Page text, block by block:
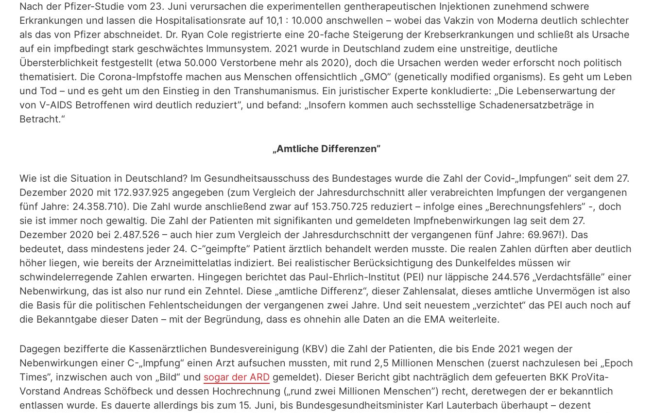
Nach der Pfizer-Studie vom 23. Juni verursachen die experimentellen gentherapeutischen Injektionen zunehmend schwere
Erkrankungen und lassen die Hospitalisationsrate auf 10,1 : 10.000 anschwellen – wobei das Vakzin von Moderna deutlich schlechter
als das von Pfizer abschneidet. Dr. Ryan Cole registrierte eine 20-fache Steigerung der Krebserkrankungen und schließt als Ursache
auf ein impfbedingt stark geschwächtes Immunsystem. 2021 wurde in Deutschland zudem eine unstreitige, deutliche
Übersterblichkeit festgestellt (etwa 50.000 Verstorbene mehr als 2020), doch die Ursachen werden weder erforscht noch politisch
thematisiert. Die Corona-Impfstoffe machen aus Menschen offensichtlich „GMO” (genetically modified organisms). Es geht um Leben
und Tod – und es geht um den Einstieg in den Transhumanismus. Ein juristischer Experte konkludierte: „Die Lebenserwartung der
von V-AIDS Betroffenen wird deutlich reduziert”, und befand: „Insofern kommen auch sechsstellige Schadenersatzbeträge in
Betracht.“
„Amtliche Differenzen”
Wie ist die Situation in Deutschland? Im Gesundheitsausschuss des Bundestages wurde die Zahl der Covid-„Impfungen“ seit dem 27.
Dezember 2020 mit 172.937.925 angegeben (zum Vergleich der Jahresdurchschnitt aller verabreichten Impfungen der vergangenen
fünf Jahre: 24.358.710). Die Zahl wurde anschließend zwar auf 153.750.725 reduziert – infolge eines „Berechnungsfehlers” -, doch
sie ist immer noch gewaltig. Die Zahl der Patienten mit signifikanten und gemeldeten Impfnebenwirkungen lag seit dem 27.
Dezember 2020 bei 2.487.526 – auch hier zum Vergleich der Jahresdurchschnitt der vergangenen fünf Jahre: 69.967!). Das
bedeutet, dass mindestens jeder 24. C-”geimpfte” Patient ärztlich behandelt werden musste. Die realen Zahlen dürften aber deutlich
höher liegen, wie bereits der Arzneimittelatlas indiziert. Bei realistischer Berücksichtigung des Dunkelfeldes müssen wir
schwindelerregende Zahlen erwarten. Hingegen berichtet das Paul-Ehrlich-Institut (PEI) nur läppische 244.576 „Verdachtsfälle” einer
Nebenwirkung, das ist also nur rund ein Zehntel. Diese „amtliche Differenz“, dieser Zahlensalat, dieses amtliche Unvermögen ist also
die Basis für die politischen Fehlentscheidungen der vergangenen zwei Jahre. Und seit neuestem „verzichtet“ das PEI auch noch auf
die Bekanntgabe dieser Daten – mit der Begründung, dass es ohnehin alle Daten an die EMA weiterleite.
Dagegen bezifferte die Kassenärztlichen Bundesvereinigung (KBV) die Zahl der Patienten, die bis Ende 2021 wegen der
Nebenwirkungen einer C-„Impfung“ einen Arzt aufsuchen mussten, mit rund 2,5 Millionen Menschen (zuerst nachzulesen bei „Epoch
Times”, inzwischen auch von „Bild“ und sogar der ARD gemeldet). Dieser Bericht gibt nachträglich dem gefeuerten BKK ProVita-
Vorstand Andreas Schöfbeck und dessen Hochrechnung („rund zwei Millionen Menschen”) recht, deretwegen der er bekanntlich
entlassen wurde. Es dauerte allerdings bis zum 15. Juni, bis Bundesgesundheitsminister Karl Lauterbach überhaupt – dezent